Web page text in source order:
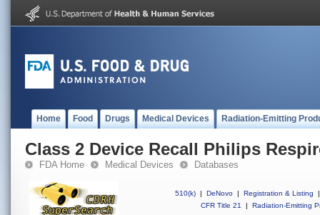
Home Food Drugs Medical Devices Radiation-Emitting
Class 2 Device Recall Philips
FDA Home Medical Devices Databases
510(k) | DeNovo | Registration & Listing
|
CFR Title 21
| Radiation-Emitting